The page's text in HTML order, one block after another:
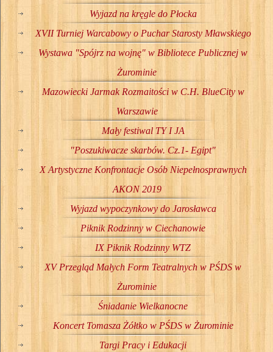
Wyjazd na kręgle do Płocka
XVII Turniej Warcabowy o Puchar Starosty Mławskiego
Wystawa "Spójrz na wojnę" w Bibliotece Publicznej w
Żurominie
Mazowiecki Jarmak Rozmaitości w C.H. BlueCity w
Warszawie
Mały festiwal TY I JA
"Poszukiwacze skarbów. Cz.1- Egipt"
X Artystyczne Konfrontacje Osób Niepełnosprawnych
AKON 2019
Wyjazd wypoczynkowy do Jarosławca
Piknik Rodzinny w Ciechanowie
IX Piknik Rodzinny WTZ
XV Przegląd Małych Form Teatralnych w PŚDS w
Żurominie
Śniadanie Wielkanocne
Koncert Tomasza Żółtko w PŚDS w Żurominie
Targi Pracy i Edukacji